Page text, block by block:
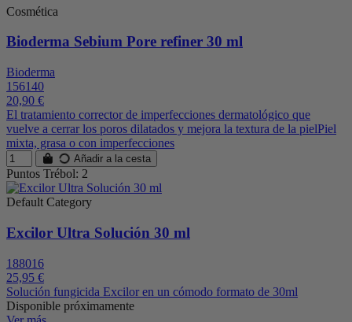
Cosmética
Bioderma Sebium Pore refiner 30 ml
Bioderma
156140
20,90 €
El tratamiento corrector de imperfecciones dermatológico que
vuelve a cerrar los poros dilatados y mejora la textura de la pielPiel
mixta, grasa o con imperfecciones
Añadir a la cesta
Puntos Trébol: 2
Default Category
Excilor Ultra Solución 30 ml
188016
25,95 €
Solución fungicida Excilor en un cómodo formato de 30ml
Disponible próximamente